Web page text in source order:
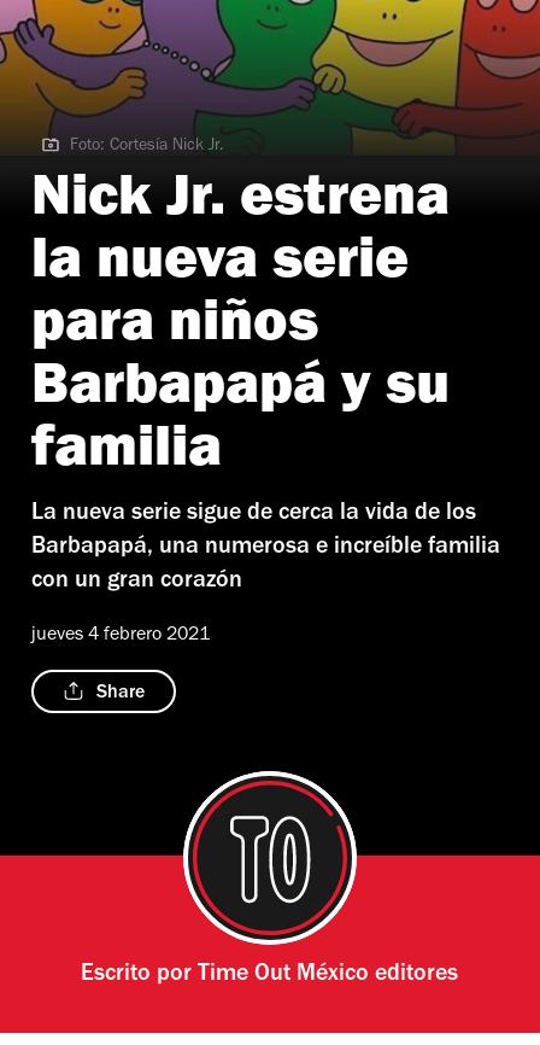
Foto: Cortesía Nick Jr.
Foto: Cortesía Nick Jr.
Nick Jr. estrena
la nueva serie
para niños
Barbapapá y su
familia
La nueva serie sigue de cerca la vida de los
Barbapapá, una numerosa e increíble familia
con un gran corazón
jueves 4 febrero 2021
Share
Escrito por Time Out México editores